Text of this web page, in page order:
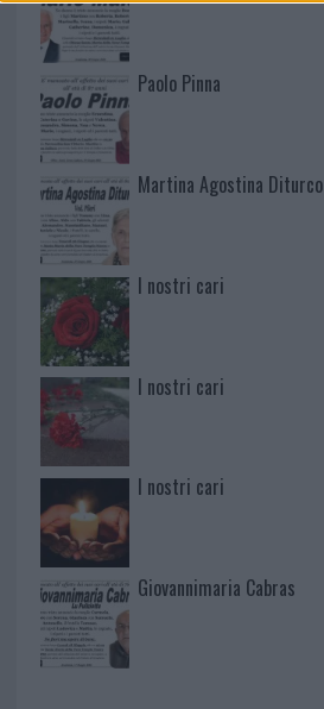
Paolo Pinna
Martina Agostina Diturco
I nostri cari
I nostri cari
I nostri cari
Giovannimaria Cabras